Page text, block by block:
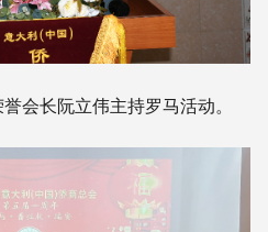
会长阮立伟主持罗马活动。